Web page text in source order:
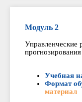
Модуль 2
Управленческие
Учебная
Формат
материал